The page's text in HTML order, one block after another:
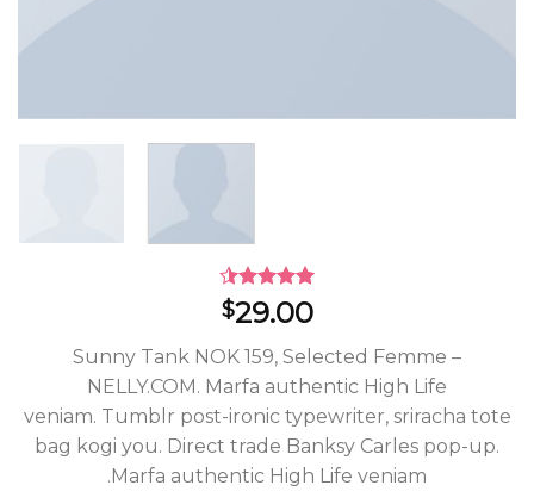
Rated
4.50out
based on
2
customer
ratings
$29.00
Sunny Tank NOK 159, Selected Femme –
NELLY.COM. Marfa authentic High Life
veniam. Tumblr post-ironic typewriter, sriracha tote
bag kogi you. Direct trade Banksy Carles pop-up.
Marfa authentic High Life veniam.